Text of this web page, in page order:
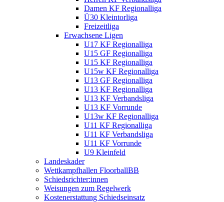
Damen KF Regionalliga
Ü30 Kleintorliga
Freizeitliga
Erwachsene Ligen
U17 KF Regionalliga
U15 GF Regionalliga
U15 KF Regionalliga
U15w KF Regionalliga
U13 GF Regionalliga
U13 KF Regionalliga
U13 KF Verbandsliga
U13 KF Vorrunde
U13w KF Regionalliga
U11 KF Regionalliga
U11 KF Verbandsliga
U11 KF Vorrunde
U9 Kleinfeld
Landeskader
Wettkampfhallen FloorballBB
Schiedsrichter:innen
Weisungen zum Regelwerk
Kostenerstattung Schiedseinsatz